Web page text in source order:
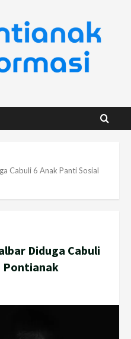
Cabuli 6 Anak Panti Sosial
Diduga Cabuli
Pontianak